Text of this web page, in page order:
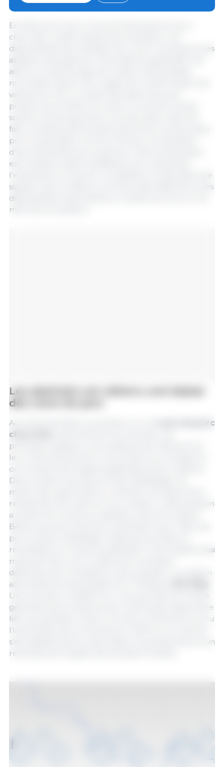
En début de mois, le marché allemand du porc
charcutier restait relativement équilibré. Les
disponibilités permettaient de couvrir les besoins des
abattoirs sans générer d’excédents significatifs. Par
ailleurs, le démarrage de la saison des grillades
nourrissait l’espoir d’un regain de consommation de
viande porcine. La météo favorable ainsi que
plusieurs jours fériés ont, dans un premier temps,
soutenu les perspectives commerciales. Dans les
faits, certaines pièces particulièrement recherchées
pour les grillades, comme l’échine, ont bénéficié
d’une demande plus soutenue. Cette amélioration
est toutefois restée insuffisante pour dynamiser
l’ensemble du marché. Les abattoirs continuaient de
signaler des conditions commerciales difficiles et des
disponibilités importantes en viande porcine sur les
marchés européens.
Les abattoirs ont obtenu une baisse
des cours du porc
Au fil des semaines, la pression sur les
cours du porc
charcutier
principaux abattoirs ont publiquement fait part de
leur mécontentement concernant leurs marges et
ont réclamé des baisses significatives des cotations.
Dans certains cas, des journées d’abattage ont
même été supprimées ou l’activité volontairement
réduite afin de renforcer leur position. Cette situation
a suscité de nombreux débats au sein de la filière.
Beaucoup de producteurs estimaient que l’offre de
porcs prêts à l’abattage n’était pas excessive et
remettaient en cause la justification d’une baisse aussi
marquée des cours. Finalement, la position
défendue par les abattoirs s’est imposée. La cotation
allemande est ainsi passée de 1,70 €/kg à
Une évolution notable pour une période de l’année
généralement soutenue par la demande saisonnière
liée aux grillades. Cette correction a fortement accru
l’incertitude parmi les éleveurs. Même si le marché
s’est stabilisé après cette baisse, les perspectives d’un
redressement rapide demeuraient limitées.